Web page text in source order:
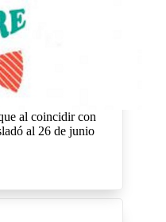
al coincidir con
al 26 de junio